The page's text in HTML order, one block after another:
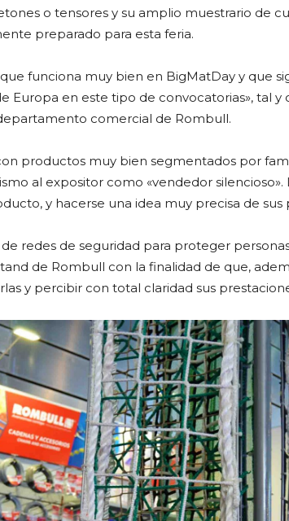
o tensores y su amplio muestrario de
preparado para esta feria.
funciona muy bien en BigMatDay y que
Europa en este tipo de convocatorias», tal y
comercial de Rombull.
productos muy bien segmentados por
al expositor como «vendedor silencioso».
y hacerse una idea muy precisa de sus
redes de seguridad para proteger
de Rombull con la finalidad de que,
y percibir con total claridad sus